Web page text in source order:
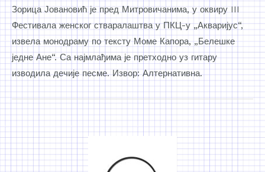
Зорица Јовановић је пред Митровичанима, у оквиру III
Фестивала женског стваралаштва у ПКЦ-у „Акваријус“,
извела монодраму по тексту Моме Капора, „Белешке
једне Ане“. Са најмлађима је претходно уз гитару
изводила дечије песме. Извор: Алтернативна.